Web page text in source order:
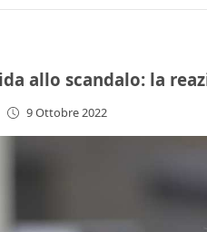
allo scandalo: la
9 Ottobre 2022